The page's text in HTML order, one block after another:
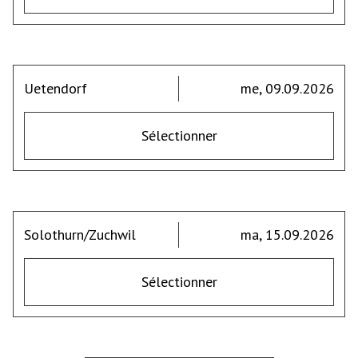
Uetendorf me, 09.09.2026
Sélectionner
Solothurn/Zuchwil ma, 15.09.2026
Sélectionner